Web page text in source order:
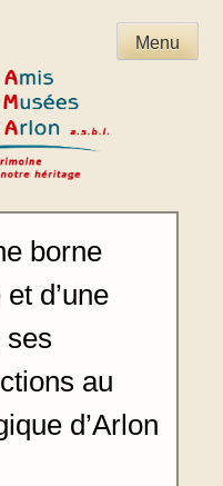
Menu
borne
d’une
ses
au
d’Arlon